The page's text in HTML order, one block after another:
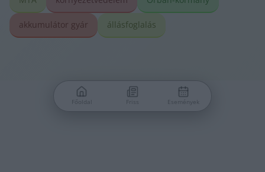
akkumulátor gyár állásfoglalás
Főoldal Friss Események